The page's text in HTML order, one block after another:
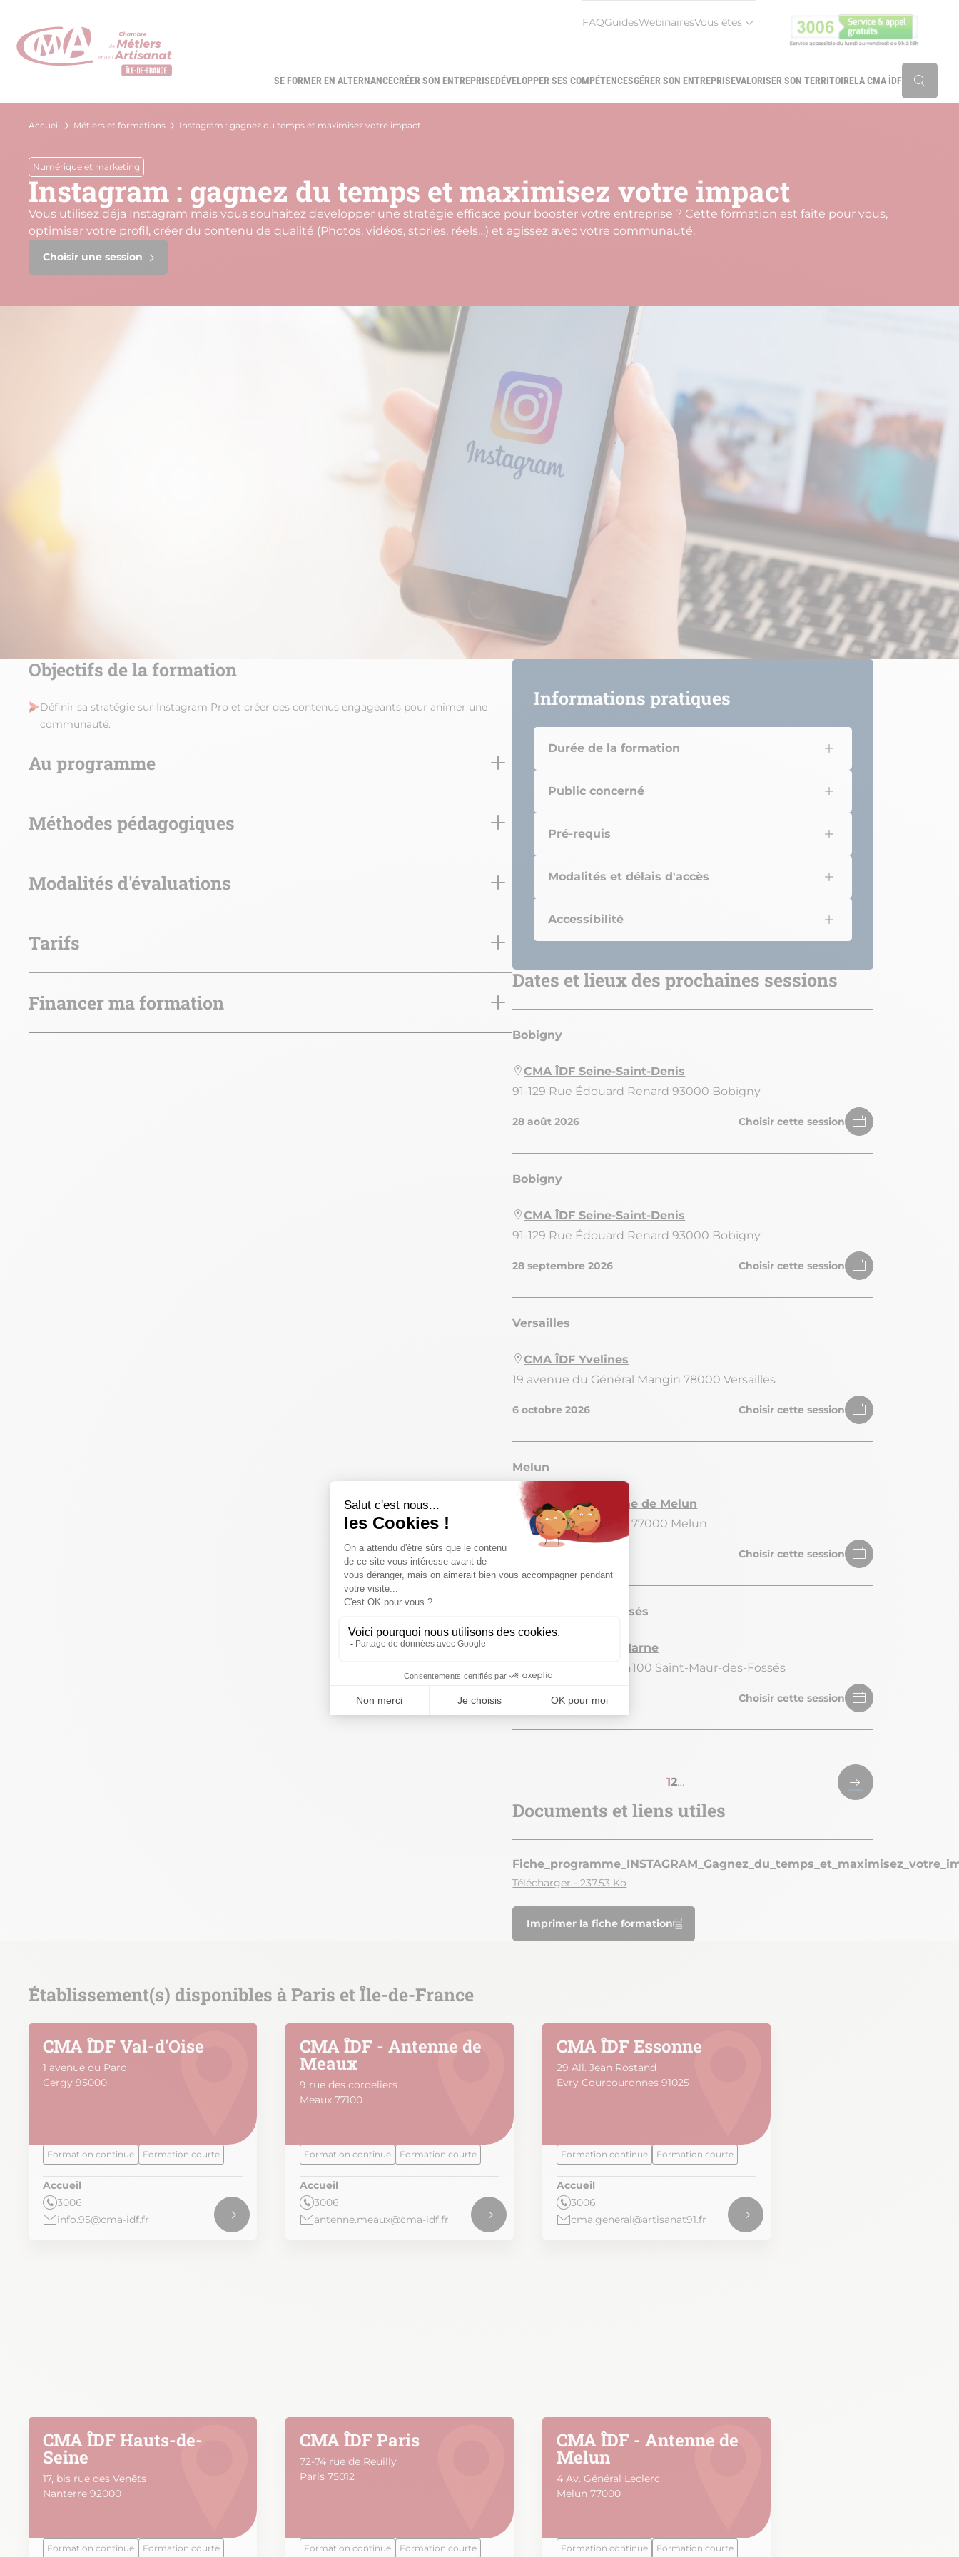
contenu
principal
Menu
FAQGuidesWebinairesVous êtes
Navigation
SE FORMER EN ALTERNANCECRÉER SON ENTREPRISEDÉVELOPPER SES COMPÉTENCESGÉRER SON ENTREPRISEVALORISER SON TERRITOIRELA CMA ÎDF
Fil
Accueil Métiers et formations Instagram : gagnez du temps et maximisez votre impact
Numérique et marketing
Instagram : gagnez du temps et maximisez votre impact
Vous utilisez déja Instagram mais vous souhaitez developper une stratégie efficace pour booster votre entreprise ? Cette formation est faite pour vous,
optimiser votre profil, créer du contenu de qualité (Photos, vidéos, stories, réels…) et agissez avec votre communauté.
Choisir une session
Objectifs de la formation
Définir sa stratégie sur Instagram Pro et créer des contenus engageants pour animer une
communauté.
Au programme
Méthodes pédagogiques
Modalités d'évaluations
Tarifs
Financer ma formation
Informations pratiques
Durée de la formation
Public concerné
Pré-requis
Modalités et délais d'accès
Accessibilité
Dates et lieux des prochaines sessions
Bobigny
CMA ÎDF Seine-Saint-Denis
91-129 Rue Édouard Renard 93000 Bobigny
28 août 2026 Choisir cette session
Bobigny
CMA ÎDF Seine-Saint-Denis
91-129 Rue Édouard Renard 93000 Bobigny
28 septembre 2026 Choisir cette session
Versailles
CMA ÎDF Yvelines
19 avenue du Général Mangin 78000 Versailles
6 octobre 2026 Choisir cette session
Melun
CMA ÎDF - Antenne de Melun
4 Av. Général Leclerc 77000 Melun
Choisir cette session
Saint-Maur-des-Fossés
CMA ÎDF Val-de-Marne
27 avenue Raspail 94100 Saint-Maur-des-Fossés
27 octobre 2026 Choisir cette session
Page
courante
1Page
2…
Dernière
page
Documents et liens utiles
Télécharger - 237.53 Ko
Imprimer la fiche formation
Établissement(s) disponibles à Paris et Île-de-France
CMA ÎDF Val-d'Oise
1 avenue du Parc
Cergy 95000
Formation continue Formation courte
Accueil
3006
info.95@cma-idf.fr
CMA ÎDF - Antenne de
Meaux
9 rue des cordeliers
Meaux 77100
Formation continue Formation courte
Accueil
3006
antenne.meaux@cma-idf.fr
CMA ÎDF Essonne
29 All. Jean Rostand
Evry Courcouronnes 91025
Formation continue Formation courte
Accueil
3006
cma.general@artisanat91.fr
CMA ÎDF Hauts-de-
Seine
17, bis rue des Venêts
Nanterre 92000
Formation continue Formation courte
CMA ÎDF Paris
72-74 rue de Reuilly
Paris 75012
Formation continue Formation courte
CMA ÎDF - Antenne de
Melun
4 Av. Général Leclerc
Melun 77000
Formation continue Formation courte